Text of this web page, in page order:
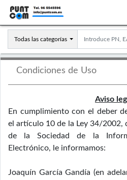
Todas las categorías
Condiciones de Uso
Aviso
En cumplimiento con el deber
el artículo 10 de la Ley 34/2002,
de la Sociedad de la
Electrónico, le informamos:
Joaquín García Gandía (en